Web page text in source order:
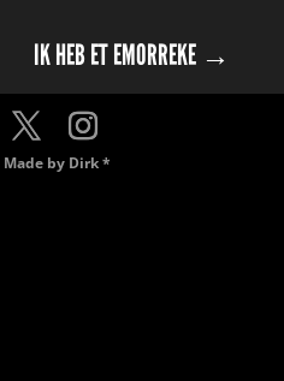
IK HEB ET EMORREKE →
Made by Dirk *